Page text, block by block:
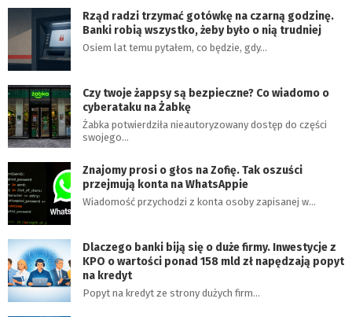
Rząd radzi trzymać gotówkę na czarną godzinę.
Banki robią wszystko, żeby było o nią trudniej
Osiem lat temu pytałem, co będzie, gdy…
Czy twoje żappsy są bezpieczne? Co wiadomo o
cyberataku na Żabkę
Żabka potwierdziła nieautoryzowany dostęp do części
swojego…
Znajomy prosi o głos na Zofię. Tak oszuści
przejmują konta na WhatsAppie
Wiadomość przychodzi z konta osoby zapisanej w…
Dlaczego banki biją się o duże firmy. Inwestycje z
KPO o wartości ponad 158 mld zł napędzają popyt
na kredyt
Popyt na kredyt ze strony dużych firm…